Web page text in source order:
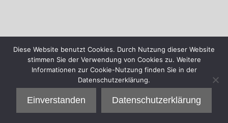
Diese Website benutzt Cookies. Durch Nutzung dieser Website
stimmen Sie der Verwendung von Cookies zu. Weitere
Informationen zur Cookie-Nutzung finden Sie in der
Datenschutzerklärung.
Einverstanden Datenschutzerklärung